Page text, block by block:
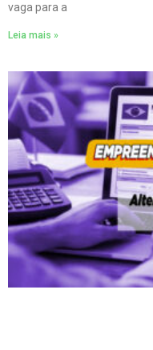
vaga para a
Leia mais »